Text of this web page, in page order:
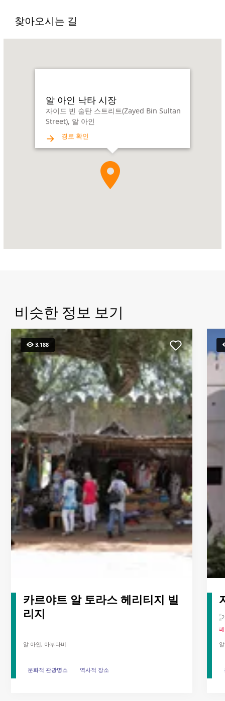
찾아오시는 길
알 아인 낙타 시장
자이드 빈 술탄 스트리트(Zayed Bin Sultan
Street), 알 아인
경로 확인
비슷한 정보 보기
3,188
카르야트 알 토라스 헤리티지 빌
리지
알 아인, 아부다비
문화적 관광명소 역사적 장소
문화적 관광명소 역사적 장소